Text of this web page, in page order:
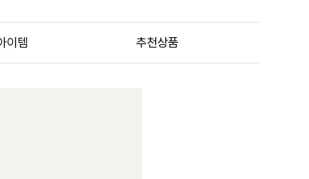
이템 추천상품